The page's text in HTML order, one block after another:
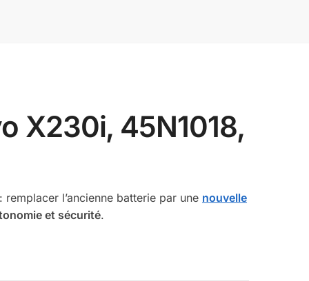
X230i, 45N1018,
l’ancienne batterie par une nouvelle
et sécurité.